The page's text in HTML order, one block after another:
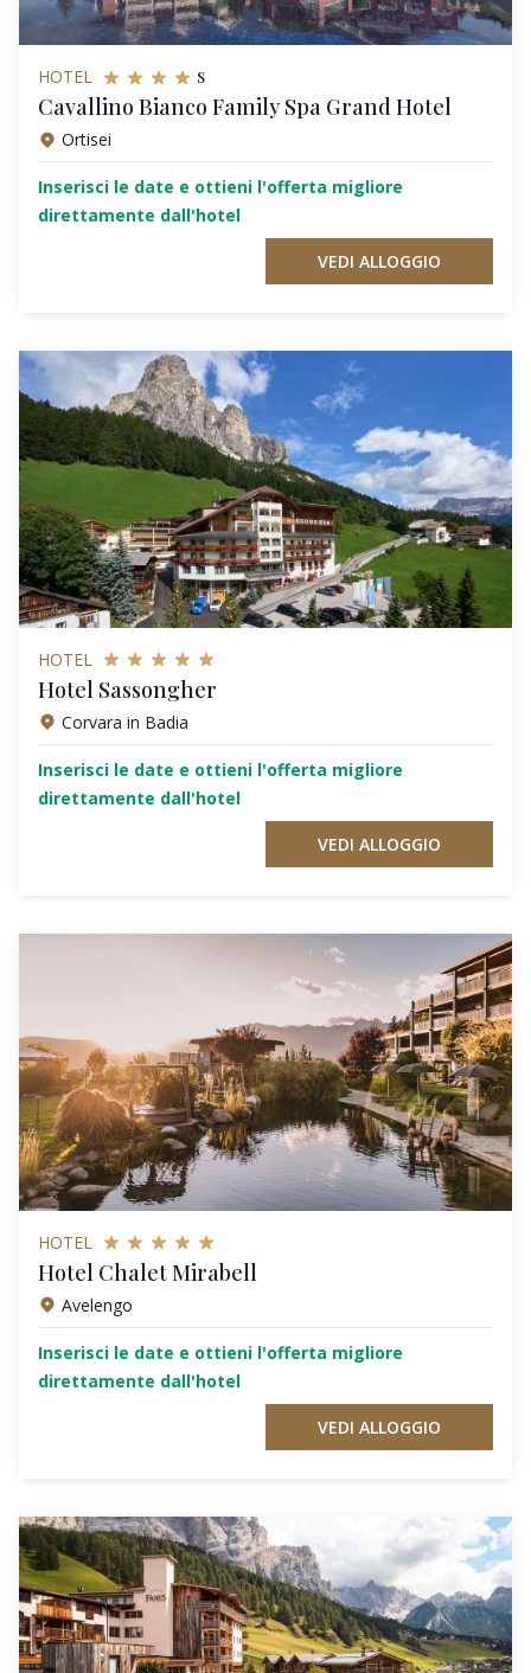
HOTEL s
Cavallino Bianco Family Spa Grand Hotel
Ortisei
Inserisci le date e ottieni l'offerta migliore
direttamente dall'hotel
VEDI ALLOGGIO
HOTEL
Hotel Sassongher
Corvara in Badia
Inserisci le date e ottieni l'offerta migliore
direttamente dall'hotel
VEDI ALLOGGIO
HOTEL
Hotel Chalet Mirabell
Avelengo
Inserisci le date e ottieni l'offerta migliore
direttamente dall'hotel
VEDI ALLOGGIO